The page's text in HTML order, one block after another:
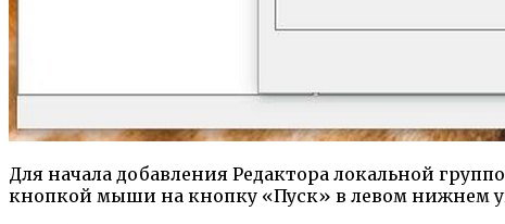
Для начала добавления Редактора локальной
кнопкой мыши на кнопку «Пуск» в левом нижнем